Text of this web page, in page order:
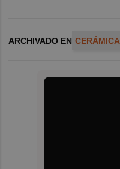
ARCHIVADO EN CERÁMICA